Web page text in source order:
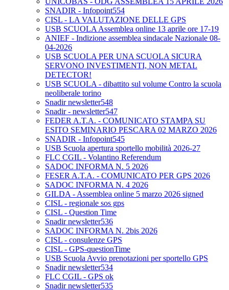
SNADIR - Infopoint554
CISL - LA VALUTAZIONE DELLE GPS
USB SCUOLA Assemblea online 13 aprile ore 17-19
ANIEF - Indizione assemblea sindacale Nazionale 08-
04-2026
USB SCUOLA PER UNA SCUOLA SICURA
SERVONO INVESTIMENTI, NON METAL
DETECTOR!
USB SCUOLA - dibattito sul volume Contro la scuola
neoliberale torino
Snadir newsletter548
Snadir - newsletter547
FEDER A.T.A. - COMUNICATO STAMPA SU
ESITO SEMINARIO PESCARA 02 MARZO 2026
SNADIR - Infopoint545
USB Scuola apertura sportello mobilità 2026-27
FLC CGIL - Volantino Referendum
SADOC INFORMA N. 5 2026
FESER A.T.A. - COMUNICATO PER GPS 2026
SADOC INFORMA N. 4 2026
GILDA - Assemblea online 5 marzo 2026 signed
CISL - regionale sos gps
CISL - Question Time
Snadir newsletter536
SADOC INFORMA N. 2bis 2026
CISL - consulenze GPS
CISL - GPS-questionTime
USB Scuola Avvio prenotazioni per sportello GPS
Snadir newsletter534
FLC CGIL - GPS ok
Snadir newsletter535